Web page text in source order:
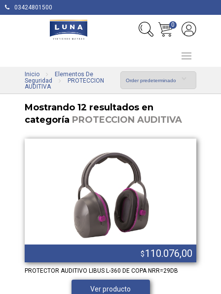
03424801500
0
Inicio
Elementos De
Seguridad
PROTECCION
AUDITIVA
Mostrando 12 resultados en
categoría PROTECCION AUDITIVA
$110.076,00
PROTECTOR AUDITIVO LIBUS L-360 DE COPA NRR=29DB
Ver producto